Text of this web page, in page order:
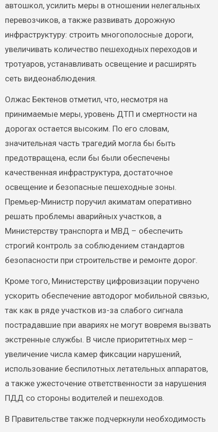
автошкол, усилить меры в отношении нелегальных
перевозчиков, а также развивать дорожную
инфраструктуру: строить многополосные дороги,
увеличивать количество пешеходных переходов и
тротуаров, устанавливать освещение и расширять
сеть видеонаблюдения.
Олжас Бектенов отметил, что, несмотря на
принимаемые меры, уровень ДТП и смертности на
дорогах остается высоким. По его словам,
значительная часть трагедий могла бы быть
предотвращена, если бы были обеспечены
качественная инфраструктура, достаточное
освещение и безопасные пешеходные зоны.
Премьер-Министр поручил акиматам оперативно
решать проблемы аварийных участков, а
Министерству транспорта и МВД – обеспечить
строгий контроль за соблюдением стандартов
безопасности при строительстве и ремонте дорог.
Кроме того, Министерству цифровизации поручено
ускорить обеспечение автодорог мобильной связью,
так как в ряде участков из-за слабого сигнала
пострадавшие при авариях не могут вовремя вызвать
экстренные службы. В числе приоритетных мер –
увеличение числа камер фиксации нарушений,
использование беспилотных летательных аппаратов,
а также ужесточение ответственности за нарушения
ПДД со стороны водителей и пешеходов.
В Правительстве также подчеркнули необходимость